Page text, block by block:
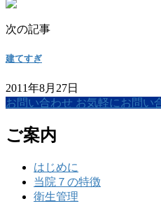
次の記事
建てすぎ
2011年8月27日
お問い合わせ お気軽にお問い
ご案内
はじめに
当院７の特徴
衛生管理